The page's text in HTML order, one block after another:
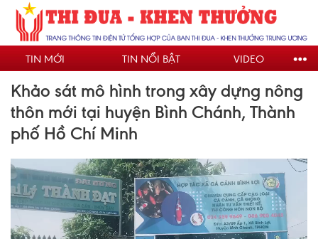
Nhảy
đến
nội
dungTIN MỚI TIN NỔI BẬT VIDEO
Khảo sát mô hình trong xây dựng nông
thôn mới tại huyện Bình Chánh, Thành
phố Hồ Chí Minh